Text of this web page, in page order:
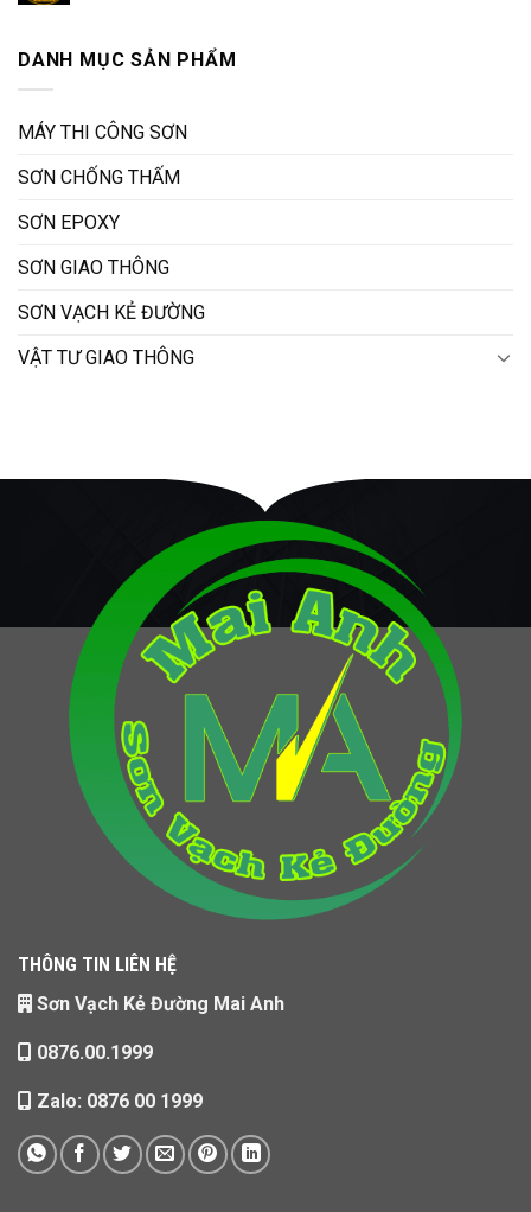
DANH MỤC SẢN PHẨM
MÁY THI CÔNG SƠN
SƠN CHỐNG THẤM
SƠN EPOXY
SƠN GIAO THÔNG
SƠN VẠCH KẺ ĐƯỜNG
VẬT TƯ GIAO THÔNG
THÔNG TIN LIÊN HỆ
Sơn Vạch Kẻ Đường Mai Anh
0876.00.1999
Zalo: 0876 00 1999